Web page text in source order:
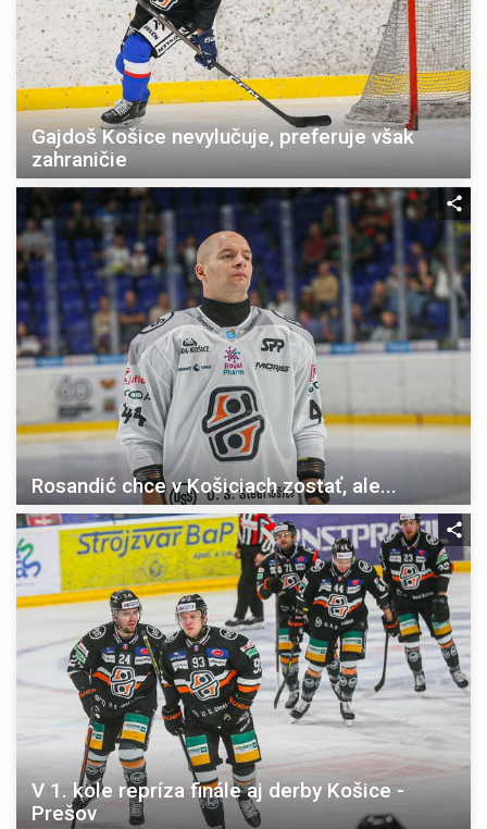
Gajdoš Košice nevylučuje, preferuje však
zahraničie
Rosandić chce v Košiciach zostať, ale...
V 1. kole repríza finále aj derby Košice -
Prešov